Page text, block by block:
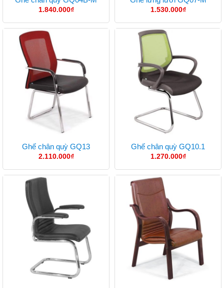
1.840.000₫ 1.530.000₫
Ghế chân quỳ GQ13
2.110.000₫
Ghế chân quỳ GQ10.1
1.270.000₫